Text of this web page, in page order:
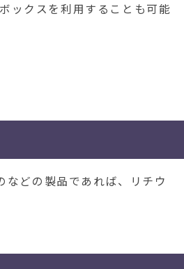
クスを利用することも可能
どの製品であれば、リチウ